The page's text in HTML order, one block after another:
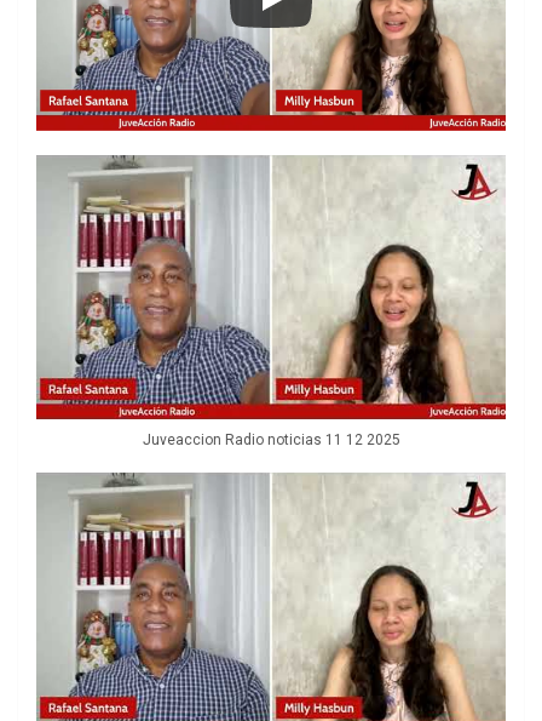
Juveaccion Radio noticias 11 12 2025